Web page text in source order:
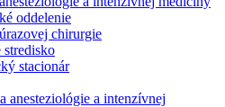
oddelenie
chirurgie
stredisko
stacionár
anesteziológie a intenzívnej